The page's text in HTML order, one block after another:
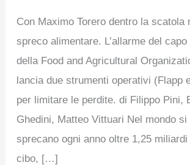
Con Maximo Torero dentro la scatola
spreco alimentare. L’allarme del
della Food and Agricultural
lancia due strumenti operativi (Flapp
per limitare le perdite. di Filippo Pini,
Ghedini, Matteo Vittuari Nel mondo si
sprecano ogni anno oltre 1,25
cibo, […]